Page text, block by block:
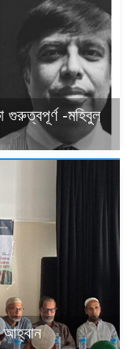
গুরুত্বপূর্ণ -মহিবুল
আহ্বান